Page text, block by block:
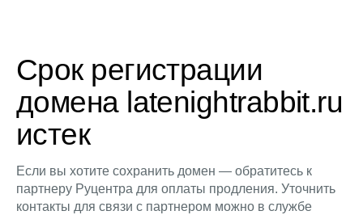
Срок регистрации
домена latenightrabbit.ru
истек
Если вы хотите сохранить домен — обратитесь к
партнеру Руцентра для оплаты продления. Уточнить
контакты для связи с партнером можно в службе